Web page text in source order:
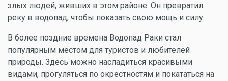
злых людей, живших в этом районе. Он превратил
реку в водопад, чтобы показать свою мощь и силу.
В более поздние времена Водопад Раки стал
популярным местом для туристов и любителей
природы. Здесь можно насладиться красивыми
видами, прогуляться по окрестностям и покататься на